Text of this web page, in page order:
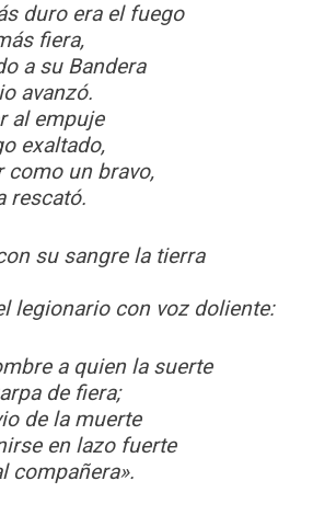
duro era el fuego
fiera,
a su Bandera
avanzó.
al empuje
exaltado,
como un bravo,
rescató.
su sangre la tierra
legionario con voz doliente:
a quien la suerte
de fiera;
de la muerte
en lazo fuerte
compañera».